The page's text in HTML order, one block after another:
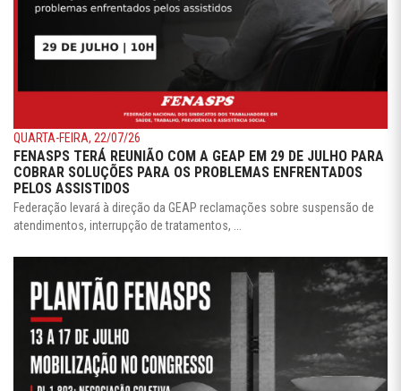
QUARTA-FEIRA, 22/07/26
FENASPS TERÁ REUNIÃO COM A GEAP EM 29 DE JULHO PARA
COBRAR SOLUÇÕES PARA OS PROBLEMAS ENFRENTADOS
PELOS ASSISTIDOS
Federação levará à direção da GEAP reclamações sobre suspensão de
atendimentos, interrupção de tratamentos, ...